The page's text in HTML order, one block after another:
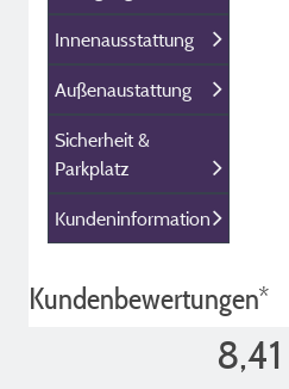
Innenausstattung
Außenaustattung
Sicherheit &
Parkplatz
Kundeninformation
Kundenbewertungen*
8,41